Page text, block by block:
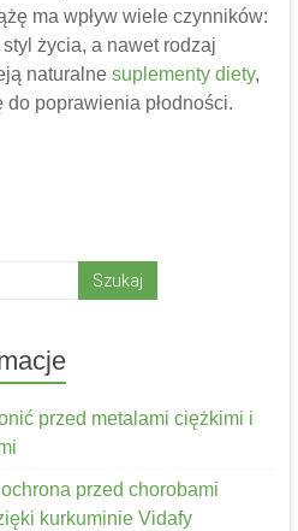
ma wpływ wiele czynników:
styl życia, a nawet rodzaj
naturalne suplementy diety,
poprawienia płodności.
przed metalami ciężkimi i
przed chorobami
kurkuminie Vidafy